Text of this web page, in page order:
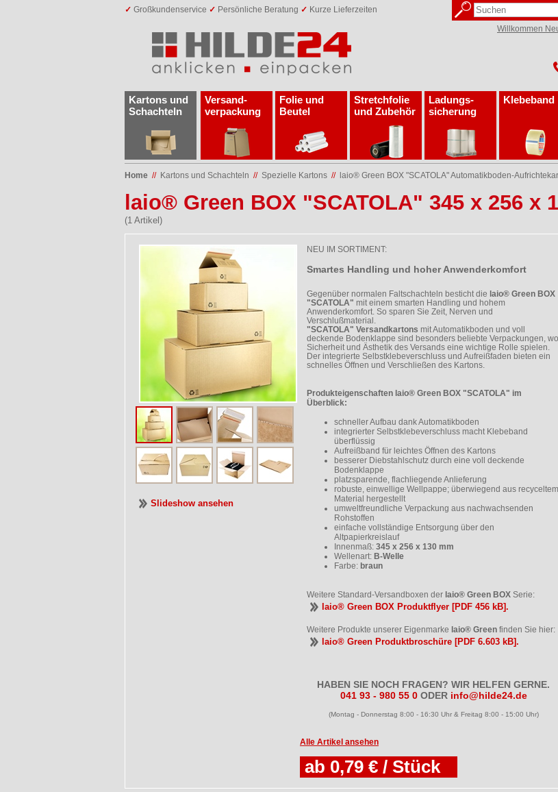
✓ Großkundenservice ✓ Persönliche Beratung ✓ Kurze Lieferzeiten
Willkommen
Kartons und
Schachteln
Versand­
verpackung
Folie und
Beutel
Stretchfolie
und Zubehör
Ladungs­
sicherung
Klebeband
Home // Kartons und Schachteln // Spezielle Kartons // laio® Green BOX "SCATOLA" Automatikboden-
laio® Green BOX "SCATOLA" 345 x 256 x
(1 Artikel)
Slideshow ansehen
NEU IM SORTIMENT:
Smartes Handling und hoher Anwenderkomfort
Gegenüber normalen Faltschachteln besticht die laio® Green BOX
"SCATOLA" mit einem smarten Handling und hohem
Anwenderkomfort. So sparen Sie Zeit, Nerven und
Verschlußmaterial.
"SCATOLA" Versandkartons mit Automatikboden und voll
deckende Bodenklappe sind besonders beliebte Verpackungen, wo
Sicherheit und Ästhetik des Versands eine wichtige Rolle spielen.
Der integrierte Selbstklebeverschluss und Aufreißfaden bieten ein
schnelles Öffnen und Verschließen des Kartons.
Produkteigenschaften laio® Green BOX "SCATOLA" im
Überblick:
schneller Aufbau dank Automatikboden
integrierter Selbstklebeverschluss macht Klebeband
überflüssig
Aufreißband für leichtes Öffnen des Kartons
besserer Diebstahlschutz durch eine voll deckende
Bodenklappe
platzsparende, flachliegende Anlieferung
robuste, einwellige Wellpappe; überwiegend aus recyceltem
Material hergestellt
umweltfreundliche Verpackung aus nachwachsenden
Rohstoffen
einfache vollständige Entsorgung über den
Altpapierkreislauf
Innenmaß: 345 x 256 x 130 mm
Wellenart: B-Welle
Farbe: braun
Weitere Standard-Versandboxen der laio® Green BOX Serie:
laio® Green BOX Produktflyer [PDF 456 kB].
Weitere Produkte unserer Eigenmarke laio® Green finden Sie hier:
laio® Green Produktbroschüre [PDF 6.603 kB].
HABEN SIE NOCH FRAGEN? WIR HELFEN GERNE.
041 93 - 980 55 0 ODER info@hilde24.de
(Montag - Donnerstag 8:00 - 16:30 Uhr & Freitag 8:00 - 15:00 Uhr)
Alle Artikel ansehen
ab 0,79 € / Stück